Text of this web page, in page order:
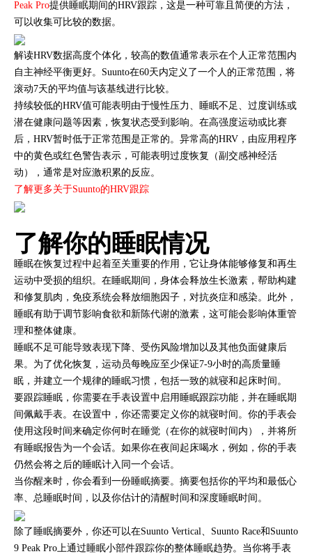
Peak Pro提供睡眠期间的HRV跟踪，这是一种可靠且简便的方法，
可以收集可比较的数据。
解读HRV数据高度个体化，较高的数值通常表示在个人正常范围内
自主神经平衡更好。Suunto在60天内定义了一个人的正常范围，将
滚动7天的平均值与该基线进行比较。
持续较低的HRV值可能表明由于慢性压力、睡眠不足、过度训练或
潜在健康问题等因素，恢复状态受到影响。在高强度运动或比赛
后，HRV暂时低于正常范围是正常的。异常高的HRV，由应用程序
中的黄色或红色警告表示，可能表明过度恢复（副交感神经活
动），通常是对应激积累的反应。
了解更多关于Suunto的HRV跟踪
了解你的睡眠情况
睡眠在恢复过程中起着至关重要的作用，它让身体能够修复和再生
运动中受损的组织。在睡眠期间，身体会释放生长激素，帮助构建
和修复肌肉，免疫系统会释放细胞因子，对抗炎症和感染。此外，
睡眠有助于调节影响食欲和新陈代谢的激素，这可能会影响体重管
理和整体健康。
睡眠不足可能导致表现下降、受伤风险增加以及其他负面健康后
果。为了优化恢复，运动员每晚应至少保证7-9小时的高质量睡
眠，并建立一个规律的睡眠习惯，包括一致的就寝和起床时间。
要跟踪睡眠，你需要在手表设置中启用睡眠跟踪功能，并在睡眠期
间佩戴手表。在设置中，你还需要定义你的就寝时间。你的手表会
使用这段时间来确定你何时在睡觉（在你的就寝时间内），并将所
有睡眠报告为一个会话。如果你在夜间起床喝水，例如，你的手表
仍然会将之后的睡眠计入同一个会话。
当你醒来时，你会看到一份睡眠摘要。摘要包括你的平均和最低心
率、总睡眠时间，以及你估计的清醒时间和深度睡眠时间。
除了睡眠摘要外，你还可以在Suunto Vertical、Suunto Race和Suunto
9 Peak Pro上通过睡眠小部件跟踪你的整体睡眠趋势。当你将手表